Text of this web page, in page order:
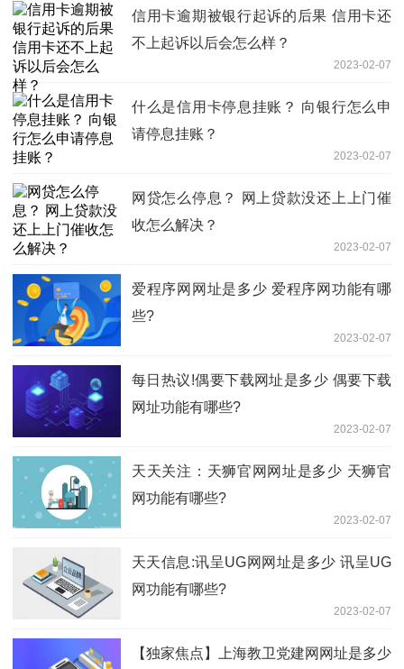
信用卡逾期被银行起诉的后果 信用卡还
不上起诉以后会怎么样？
2023-02-07
什么是信用卡停息挂账？ 向银行怎么申
请停息挂账？
2023-02-07
网贷怎么停息？ 网上贷款没还上上门催
收怎么解决？
2023-02-07
爱程序网网址是多少 爱程序网功能有哪
些?
2023-02-07
每日热议!偶要下载网址是多少 偶要下载
网址功能有哪些?
2023-02-07
天天关注：天狮官网网址是多少 天狮官
网功能有哪些?
2023-02-07
天天信息:讯呈UG网网址是多少 讯呈UG
网功能有哪些?
2023-02-07
【独家焦点】上海教卫党建网网址是多少